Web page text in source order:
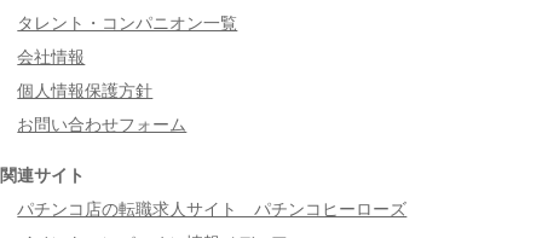
タレント・コンパニオン一覧
会社情報
個人情報保護方針
お問い合わせフォーム
関連サイト
パチンコ店の転職求人サイト パチンコヒーローズ